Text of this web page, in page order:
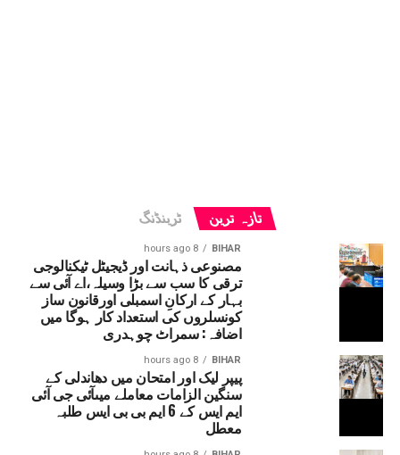
تازہ ترین ٹرینڈنگ
BIHAR
8 hours ago
مصنوعی ذہانت اور ڈیجیٹل ٹیکنالوجی
ترقی کا سب سے بڑا وسیلہ،اے آئی سے
بہار کے ارکانِ اسمبلی اورقانون ساز
کونسلروں کی استعداد کار ہوگا میں
اضافہ: سمراٹ چوہدری
BIHAR
8 hours ago
پیپر لیک اور امتحان میں دھاندلی کے
سنگین الزامات معاملے میںآئی جی آئی
ایم ایس کے 6 ایم بی بی ایس طلبہ
معطل